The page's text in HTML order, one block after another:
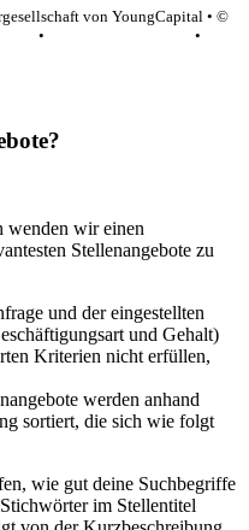
von YoungCapital • ©
•
•
wenden wir einen
Stellenangebote zu
und der eingestellten
und Gehalt)
Kriterien nicht erfüllen,
werden anhand
sortiert, die sich wie folgt
wie gut deine Suchbegriffe
im Stellentitel